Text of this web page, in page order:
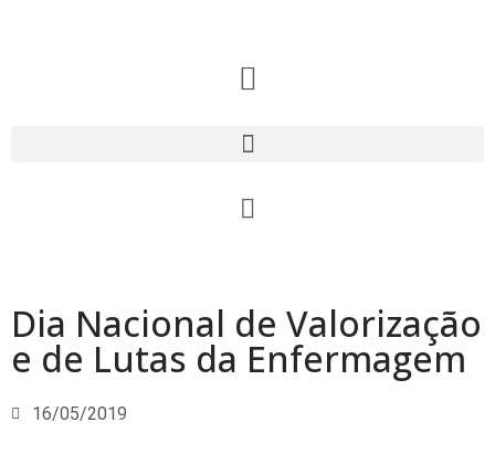
Dia Nacional de Valorização
e de Lutas da Enfermagem
16/05/2019